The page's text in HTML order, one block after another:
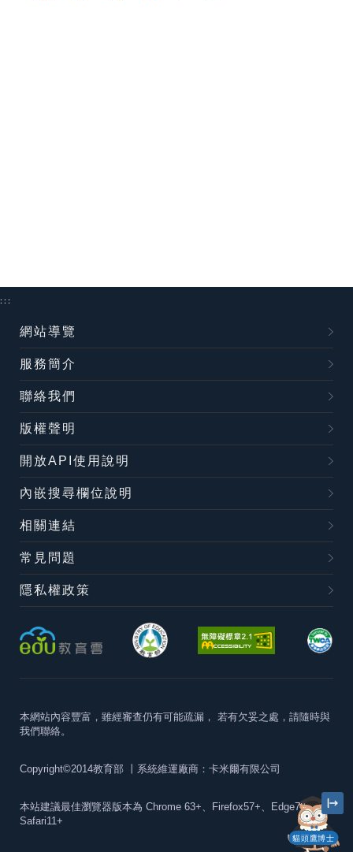
貓頭鷹博士
:::
網站導覽
服務簡介
聯絡我們
版權聲明
開放API使用說明
內嵌搜尋欄位說明
相關連結
常見問題
隱私權政策
本網站內容豐富，雖經審查仍有可能疏漏， 若有欠妥之處，請隨時與
我們聯絡。
Copyright©2014教育部 丨系統維運廠商：卡米爾有限公司
本站建議最佳瀏覽器版本為 Chrome 63+、Firefox57+、Edge79+及
Safari11+